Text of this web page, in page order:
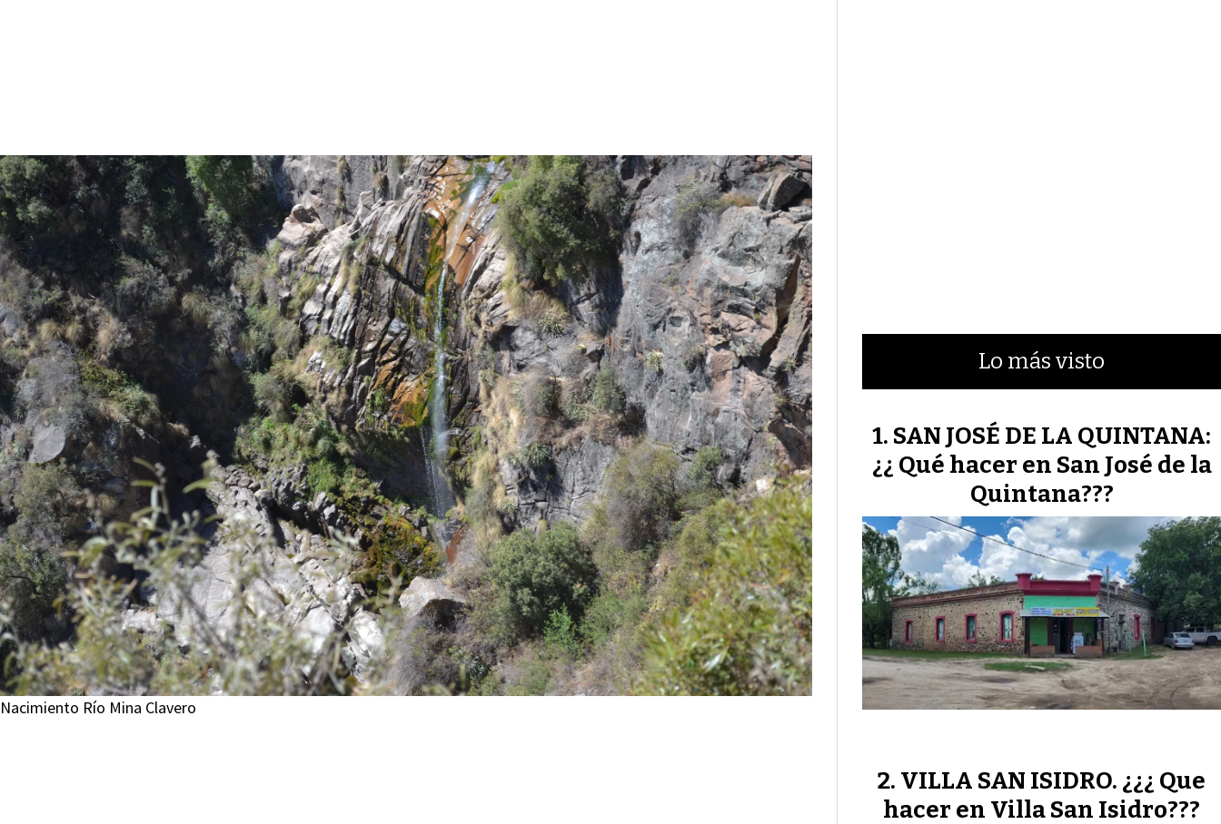
Nacimiento Río Mina Clavero
Lo más visto
SAN JOSÉ DE LA QUINTANA:
¿¿ Qué hacer en San José de la
Quintana???
VILLA SAN ISIDRO. ¿¿¿ Que
hacer en Villa San Isidro???